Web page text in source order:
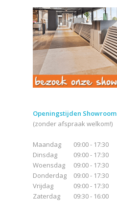
Openingstijden Showroom
(zonder afspraak welkom!)
Maandag
Dinsdag
Woensdag
Donderdag
Vrijdag
Zaterdag
09:00 - 17:30
09:00 - 17:30
09:00 - 17:30
09:00 - 17:30
09:00 - 17:30
09:30 - 16:00